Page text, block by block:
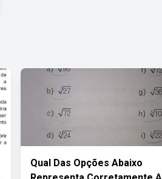
Qual Das Opções Abaixo